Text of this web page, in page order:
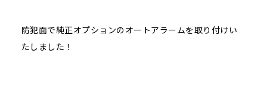
防犯面で純正オプションのオートアラームを取り付けい
たしました！